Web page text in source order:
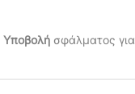
Υποβολήσφάλματος για